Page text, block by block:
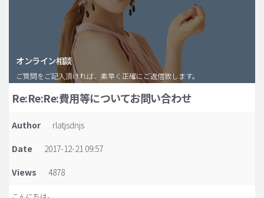
脂肪注入(アンチエイジング)
豊胸手術・バストアップ
プチ整形
idリアルストーリー
idニュース
病院紹介
オンライン相談
ご質問をご記入頂ければ、素早く正確にご返信致します。
Re:Re:Re:費用等についてお問い合わせ
Author
rlatjsdnjs
Date
2017-12-21 09:57
Views
4878
こんにちは。